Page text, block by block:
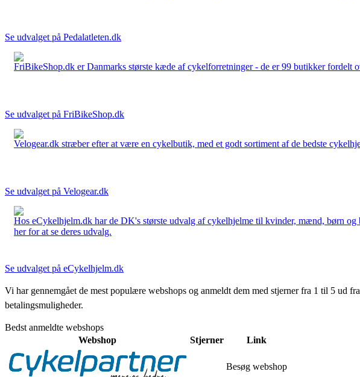
Se udvalget på Pedalatleten.dk
FriBikeShop.dk er Danmarks største kæde af cykelforretninger - de er 99 butikker fordelt
Se udvalget på FriBikeShop.dk
Velogear.dk stræber efter at være en cykelbutik, med et godt sortiment af de bedste
Se udvalget på Velogear.dk
Hos eCykelhjelm.dk har de DK's største udvalg af cykelhjelme til kvinder, mænd, børn
her for at se deres udvalg.
Se udvalget på eCykelhjelm.dk
Vi har gennemgået de mest populære webshops og anmeldt dem med stjerner fra 1 til 5 ud
betalingsmuligheder.
Bedst anmeldte webshops
Webshop
Stjerner Link
Besøg webshop